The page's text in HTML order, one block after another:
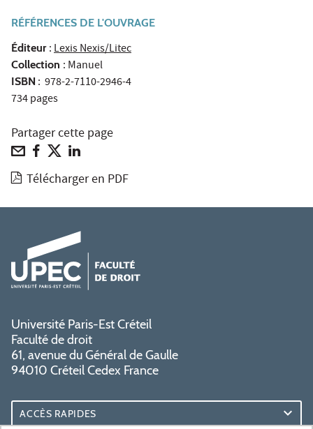
RÉFÉRENCES DE L'OUVRAGE
Éditeur :Lexis Nexis/Litec
Collection : Manuel
ISBN : 978-2-7110-2946-4
734 pages
Partager cette page
Télécharger en PDF
Université Paris-Est Créteil
Faculté de droit
61, avenue du Général de Gaulle
94010 Créteil Cedex France
ACCÈS RAPIDES